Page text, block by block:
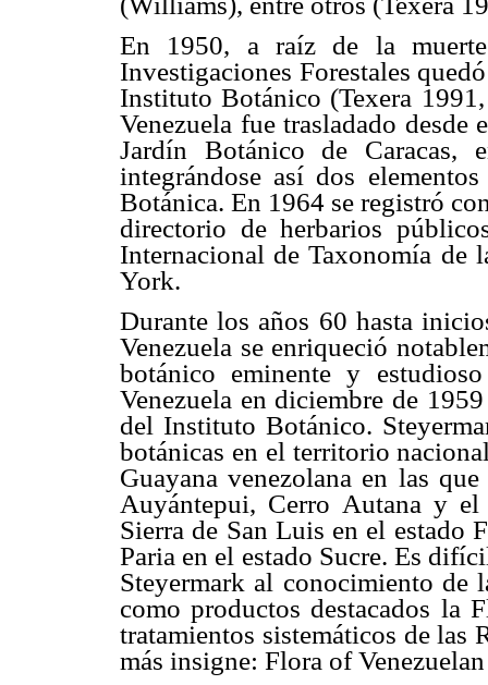
En 1950, a raíz de la
Investigaciones Forestales
Instituto Botánico (Texera
Venezuela fue trasladado
Jardín Botánico de Caracas,
integrándose así dos
Botánica. En 1964 se registró
directorio de herbarios
Internacional de Taxonomía de
York.
Durante los años 60 hasta
Venezuela se enriqueció
botánico eminente y
Venezuela en diciembre de
del Instituto Botánico.
botánicas en el territorio
Guayana venezolana en las
Auyántepui, Cerro Autana y
Sierra de San Luis en el estado
Paria en el estado Sucre. Es
Steyermark al conocimiento de
como productos destacados la
tratamientos sistemáticos de las
más insigne: Flora of